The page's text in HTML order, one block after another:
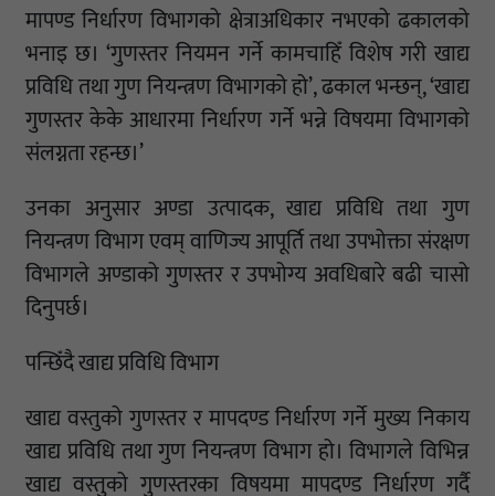
मापण्ड निर्धारण विभागको क्षेत्राअधिकार नभएको ढकालको
भनाइ छ। ‘गुणस्तर नियमन गर्ने कामचाहिँ विशेष गरी खाद्य
प्रविधि तथा गुण नियन्त्रण विभागको हो’, ढकाल भन्छन्, ‘खाद्य
गुणस्तर केके आधारमा निर्धारण गर्ने भन्ने विषयमा विभागको
संलग्नता रहन्छ।’
उनका अनुसार अण्डा उत्पादक, खाद्य प्रविधि तथा गुण
नियन्त्रण विभाग एवम् वाणिज्य आपूर्ति तथा उपभोक्ता संरक्षण
विभागले अण्डाको गुणस्तर र उपभोग्य अवधिबारे बढी चासो
दिनुपर्छ।
पन्छिँदै खाद्य प्रविधि विभाग
खाद्य वस्तुको गुणस्तर र मापदण्ड निर्धारण गर्ने मुख्य निकाय
खाद्य प्रविधि तथा गुण नियन्त्रण विभाग हो। विभागले विभिन्न
खाद्य वस्तुको गुणस्तरका विषयमा मापदण्ड निर्धारण गर्दै